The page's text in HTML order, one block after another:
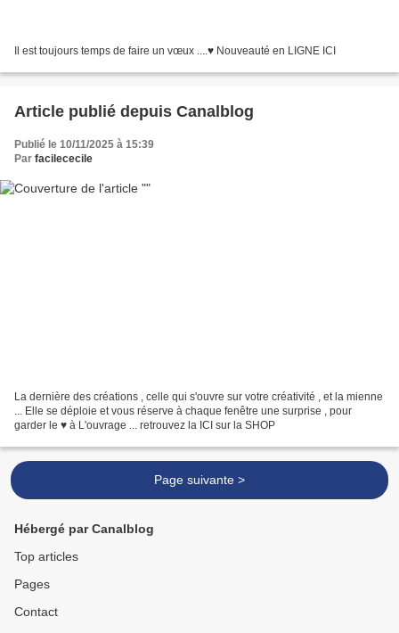
Il est toujours temps de faire un vœux ....♥ Nouveauté en LIGNE ICI
Article publié depuis Canalblog
Publié le 10/11/2025 à 15:39
Par facilececile
La dernière des créations , celle qui s'ouvre sur votre créativité , et la mienne
... Elle se déploie et vous réserve à chaque fenêtre une surprise , pour
garder le ♥ à L'ouvrage ... retrouvez la ICI sur la SHOP
Page suivante >
Hébergé par Canalblog
Top articles
Pages
Contact